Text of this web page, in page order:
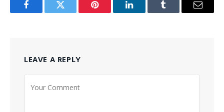
FacebookTwitter Pinterest LinkedInTumblr Email
LEAVE A REPLY